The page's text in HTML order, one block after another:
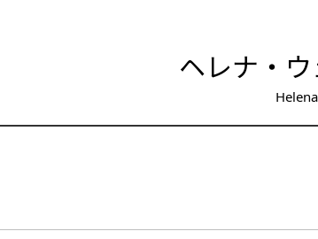
ヘレナ・